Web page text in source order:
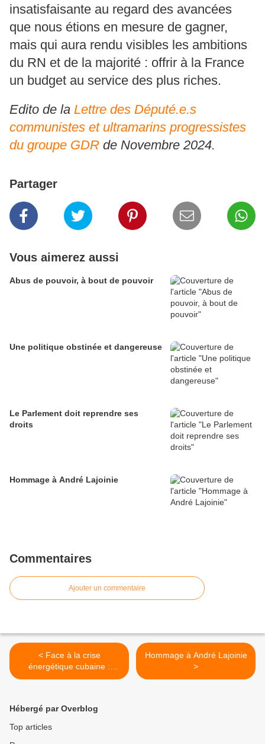
insatisfaisante au regard des avancées
que nous étions en mesure de gagner,
mais qui aura rendu visibles les ambitions
du RN et de la majorité : offrir à la France
un budget au service des plus riches.
Edito de la Lettre des Député.e.s
communistes et ultramarins progressistes
du groupe GDR de Novembre 2024.
Partager
Vous aimerez aussi
Abus de pouvoir, à bout de pouvoir
Une politique obstinée et dangereuse
Le Parlement doit reprendre ses
droits
Hommage à André Lajoinie
Commentaires
Ajouter un commentaire
< Face à la crise
énergétique cubaine :
adresse au Président de la
Hommage à André Lajoinie
>
Hébergé par Overblog
Top articles